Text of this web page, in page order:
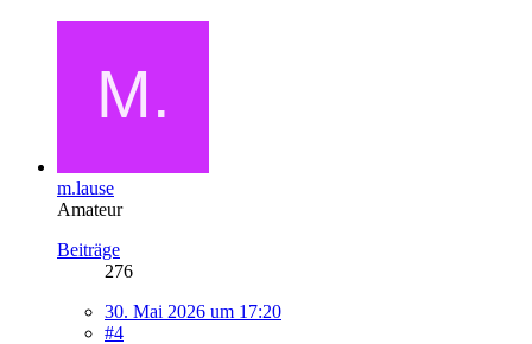
m.lause
Amateur
Beiträge
276
30. Mai 2026 um 17:20
#4